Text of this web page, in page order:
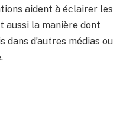
aident à éclairer les
aussi la manière dont
d’autres médias ou